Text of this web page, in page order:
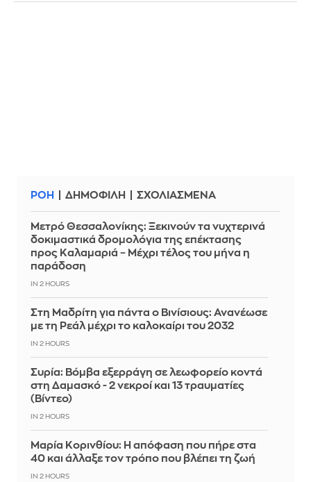
ΡΟΗ ΔΗΜΟΦΙΛΗ ΣΧΟΛΙΑΣΜΕΝΑ
Μετρό Θεσσαλονίκης: Ξεκινούν τα νυχτερινά
δοκιμαστικά δρομολόγια της επέκτασης
προς Καλαμαριά – Μέχρι τέλος του μήνα η
παράδοση
IN 2 HOURS
Στη Μαδρίτη για πάντα ο Βινίσιους: Ανανέωσε
με τη Ρεάλ μέχρι το καλοκαίρι του 2032
IN 2 HOURS
Συρία: Βόμβα εξερράγη σε λεωφορείο κοντά
στη Δαμασκό - 2 νεκροί και 13 τραυματίες
(Βίντεο)
IN 2 HOURS
Μαρία Κορινθίου: Η απόφαση που πήρε στα
40 και άλλαξε τον τρόπο που βλέπει τη ζωή
IN 2 HOURS